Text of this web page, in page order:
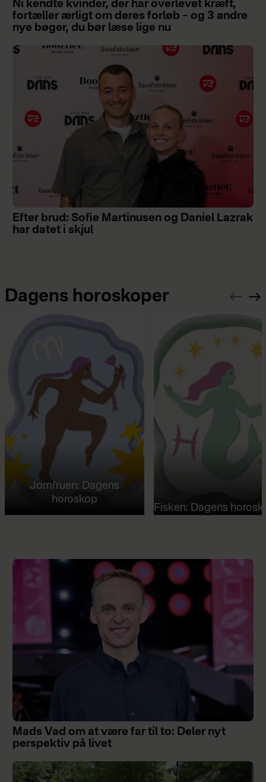
Ni kendte kvinder, der har overlevet kræft,
fortæller ærligt om deres forløb – og 3 andre
nye bøger, du bør læse lige nu
Efter brud: Sofie Martinusen og Daniel Lazrak
har datet i skjul
Dagens horoskoper
Jomfruen: Dagens
horoskop
Fisken: Dagens
Mads Vad om at være far til to: Deler nyt
perspektiv på livet